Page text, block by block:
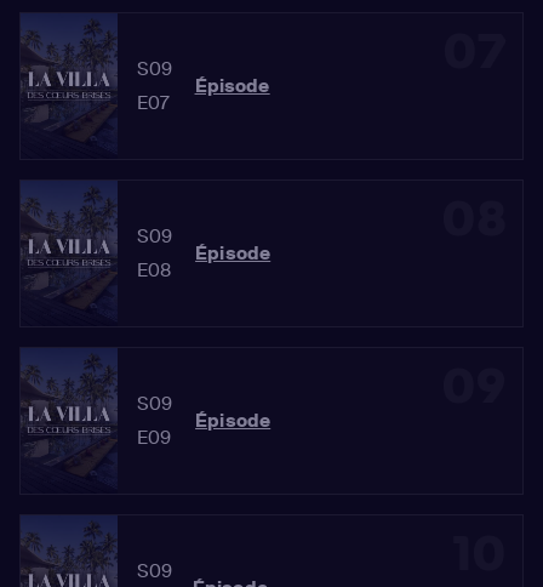
S09
E07
Épisode
S09
E08
Épisode
S09
E09
Épisode
S09